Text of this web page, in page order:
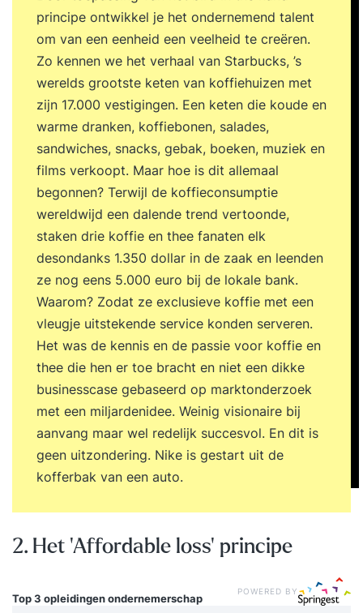
principe ontwikkel je het ondernemend talent
om van een eenheid een veelheid te creëren.
Zo kennen we het verhaal van Starbucks, ’s
werelds grootste keten van koffiehuizen met
zijn 17.000 vestigingen. Een keten die koude en
warme dranken, koffiebonen, salades,
sandwiches, snacks, gebak, boeken, muziek en
films verkoopt. Maar hoe is dit allemaal
begonnen? Terwijl de koffieconsumptie
wereldwijd een dalende trend vertoonde,
staken drie koffie en thee fanaten elk
desondanks 1.350 dollar in de zaak en leenden
ze nog eens 5.000 euro bij de lokale bank.
Waarom? Zodat ze exclusieve koffie met een
vleugje uitstekende service konden serveren.
Het was de kennis en de passie voor koffie en
thee die hen er toe bracht en niet een dikke
businesscase gebaseerd op marktonderzoek
met een miljardenidee. Weinig visionaire bij
aanvang maar wel redelijk succesvol. En dit is
geen uitzondering. Nike is gestart uit de
kofferbak van een auto.
2. Het 'Affordable loss' principe
Top 3 opleidingenondernemerschap
POWERED BY